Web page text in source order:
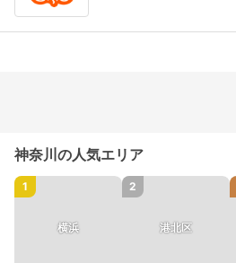
神奈川の人気エリア
1
横浜
2
港北区